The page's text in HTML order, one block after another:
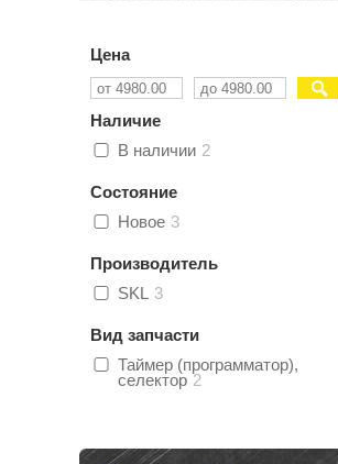
Цена
Наличие
В наличии 2
Состояние
Новое 3
Производитель
SKL
3
Вид запчасти
Таймер (программатор),
селектор 2